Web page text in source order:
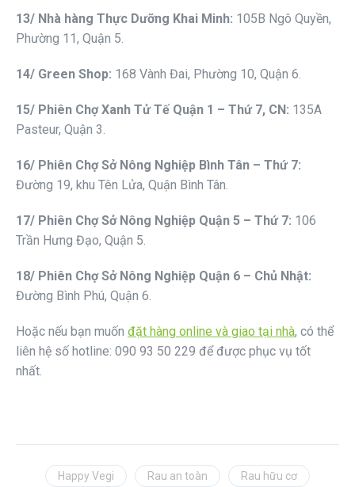
13/ Nhà hàng Thực Dưỡng Khai Minh: 105B Ngô Quyền,
Phường 11, Quận 5.
14/ Green Shop: 168 Vành Đai, Phường 10, Quận 6.
15/ Phiên Chợ Xanh Tử Tế Quận 1 – Thứ 7, CN: 135A
Pasteur, Quận 3.
16/ Phiên Chợ Sở Nông Nghiệp Bình Tân – Thứ 7:
Đường 19, khu Tên Lửa, Quận Bình Tân.
17/ Phiên Chợ Sở Nông Nghiệp Quận 5 – Thứ 7: 106
Trần Hưng Đạo, Quận 5.
18/ Phiên Chợ Sở Nông Nghiệp Quận 6 – Chủ Nhật:
Đường Bình Phú, Quận 6.
Hoặc nếu bạn muốn đặt hàng online và giao tại nhà, có thể
liên hệ số hotline: 090 93 50 229 để được phục vụ tốt
nhất.
Happy Vegi Rau an toàn Rau hữu cơ